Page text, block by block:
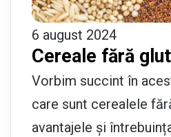
6 august 2024
Cereale fără
Vorbim succint în
care sunt cerealele
avantajele și